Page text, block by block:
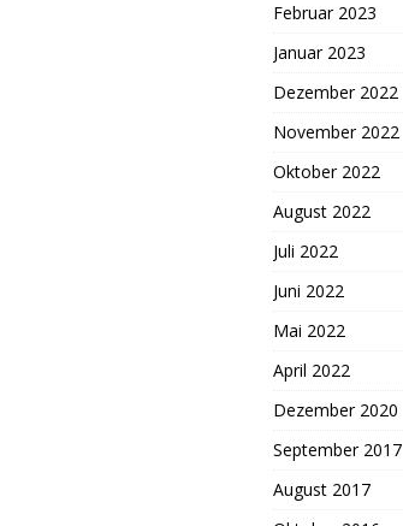
Februar 2023
Januar 2023
Dezember 2022
November 2022
Oktober 2022
August 2022
Juli 2022
Juni 2022
Mai 2022
April 2022
Dezember 2020
September 2017
August 2017